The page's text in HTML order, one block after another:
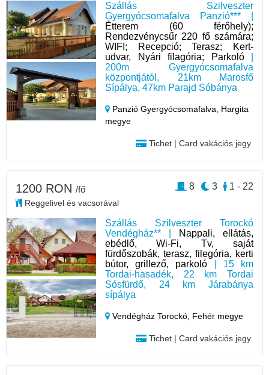
Szállás Szilveszter
Gyergyócsomafalva Panzió*** |
Étterem (60 férőhely);
Rendezvénycsűr 220 fő számára;
WIFI; Recepció; Terasz; Kert-
udvar, Nyári filagória; Parkoló|
200m Gyergyócsomafalva
központjától, 21km Marosfő
Sípálya, 47km Parajd Sóbánya
Panzió Gyergyócsomafalva, Hargita
megye
Tichet | Card vakációs jegy
Szállás Szilveszter Torockó
Vendégház** |
Nappali, ellátás,
ebédlő, Wi-Fi, Tv, saját
fürdőszobák, terasz, filegória, kerti
bútor, grillező, parkoló | 15 km
Tordai-hasadék, 22 km Tordai
Sósfürdő, 24 km Járabánya
sípálya
Vendégház Torockó, Fehér megye
Tichet | Card vakációs jegy
1200 RON /fő
Reggelivel és vacsorával
1 - 22
3
8